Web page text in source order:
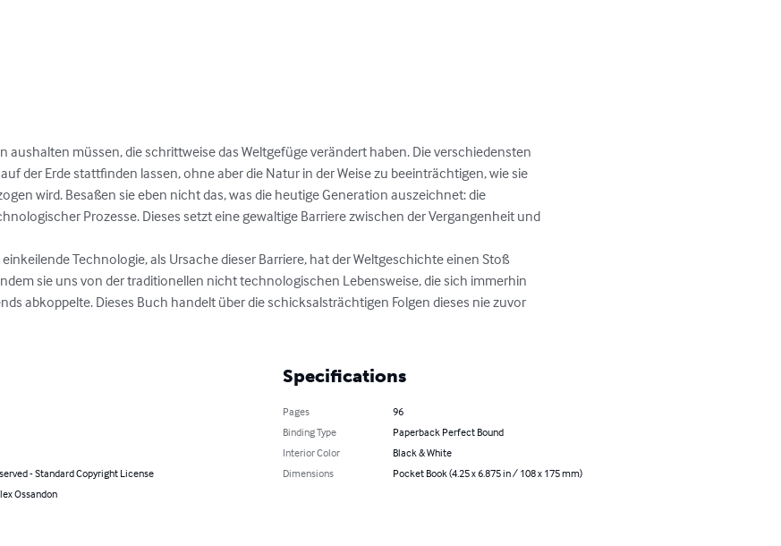
aushalten müssen, die schrittweise das Weltgefüge verändert haben. Die verschiedensten
der Erde stattfinden lassen, ohne aber die Natur in der Weise zu beeinträchtigen, wie sie
wird. Besaßen sie eben nicht das, was die heutige Generation auszeichnet: die
Prozesse. Dieses setzt eine gewaltige Barriere zwischen der Vergangenheit und
sie uns von der traditionellen nicht technologischen Lebensweise, die sich immerhin
abkoppelte. Dieses Buch handelt über die schicksalsträchtigen Folgen dieses nie zuvor
- Standard Copyright License
Ossandon
Specifications
Pages
96
Binding Type
Paperback Perfect Bound
Interior Color
Black & White
Dimensions
Pocket Book (4.25 x 6.875 in / 108 x 175 mm)